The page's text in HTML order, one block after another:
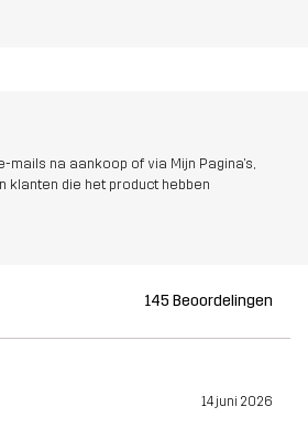
na aankoop of via Mijn Pagina's,
klanten die het product hebben
145 Beoordelingen
14 juni 2026